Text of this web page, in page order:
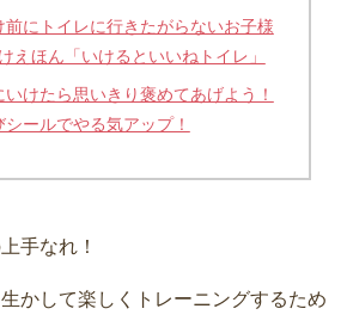
前にトイレに行きたがらないお子様
えほん「いけるといいねトイレ」
いけたら思いきり褒めてあげよう！
シールでやる気アップ！
手なれ！
かして楽しくトレーニングするため